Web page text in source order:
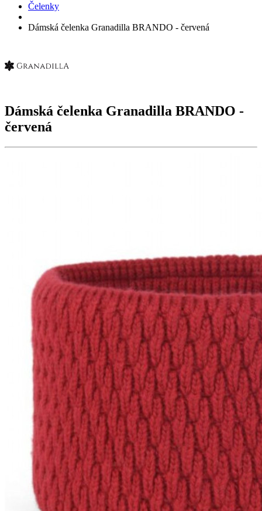
Čelenky
Dámská čelenka Granadilla BRANDO - červená
Dámská čelenka Granadilla BRANDO -
červená